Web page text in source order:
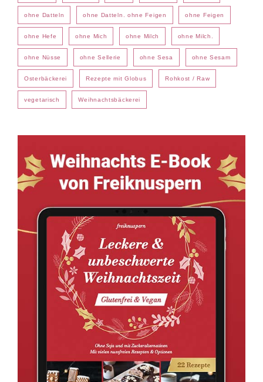
ohne Datteln ohne Datteln. ohne Feigen ohne Feigen
ohne Hefe ohne Mich ohne Milch ohne Milch.
ohne Nüsse ohne Sellerie ohne Sesa ohne Sesam
Osterbäckerei Rezepte mit Globus Rohkost / Raw
vegetarisch Weihnachtsbäckerei